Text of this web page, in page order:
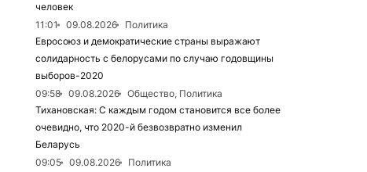
человек
11:01
09.08.2026
Политика
Евросоюз и демократические страны выражают
солидарность с белорусами по случаю годовщины
выборов-2020
09:58
09.08.2026
Общество, Политика
Тихановская: С каждым годом становится все более
очевидно, что 2020-й безвозвратно изменил
Беларусь
09:05
09.08.2026
Политика